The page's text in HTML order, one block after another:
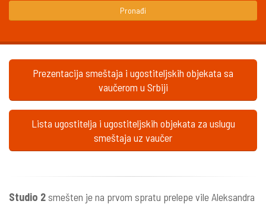
Pronađi
Prezentacija smeštaja i ugostiteljskih objekata sa
vaučerom u Srbiji
Lista ugostitelja i ugostiteljskih objekata za uslugu
smeštaja uz vaučer
Studio 2smešten je na prvom spratu prelepe vile Aleksandra